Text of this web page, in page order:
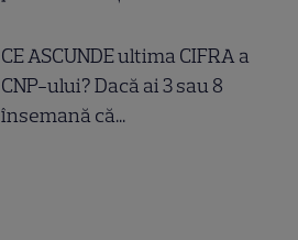
CE ASCUNDE ultima CIFRA a
CNP-ului? Dacă ai 3 sau 8
însemană că...